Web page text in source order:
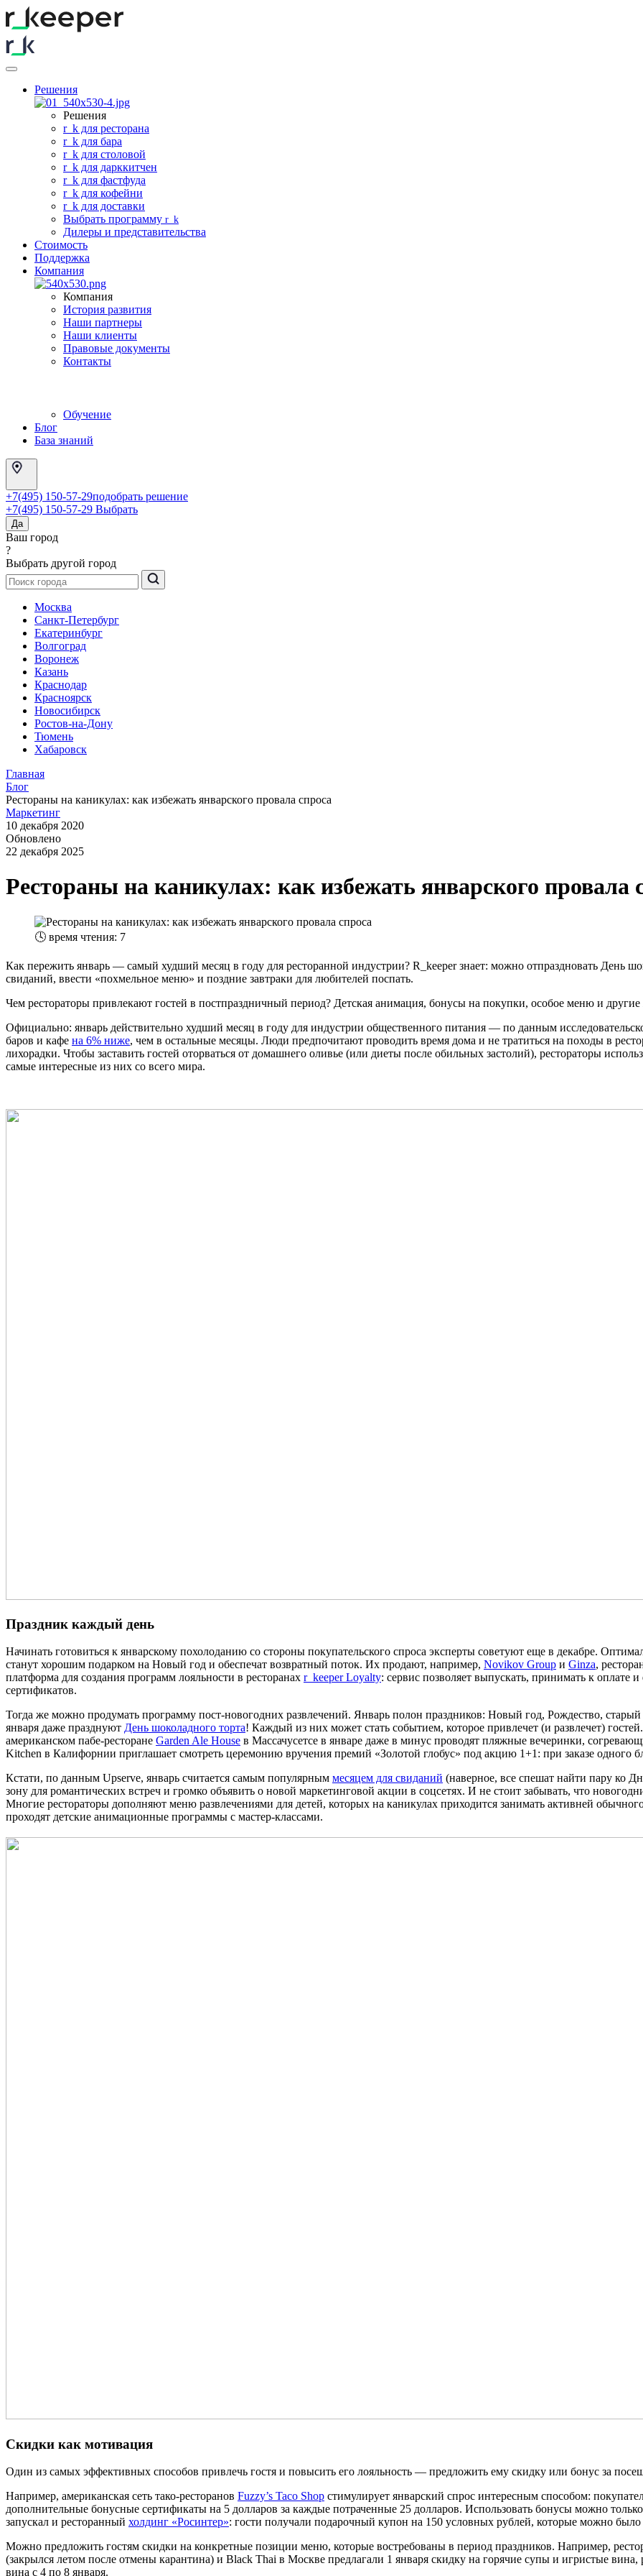
Решения
Решения
r_ k для ресторана
r_ k для бара
r_ k для столовой
r_ k для дарккитчен
r_ k для фастфуда
r_ k для кофейни
r_ k для доставки
Выбрать программу r k
Дилеры и представительства
Стоимость
Поддержка
Компания
Компания
История развития
Наши партнеры
Наши клиенты
Правовые документы
Контакты
Обучение
Блог
База знаний
+7(495) 150-57-29подобрать решение
+7(495) 150-57-29 Выбрать
Да
Ваш город
?
Выбрать другой город
Москва
Санкт-Петербург
Екатеринбург
Волгоград
Воронеж
Казань
Краснодар
Красноярск
Новосибирск
Ростов-на-Дону
Тюмень
Хабаровск
Главная
Блог
Рестораны на каникулах: как избежать январского провала спроса
Маркетинг
10 декабря 2020
Обновлено
22 декабря 2025
Рестораны на каникулах: как избежать январского провала
🕓 время чтения: 7
Как пережить январь — самый худший месяц в году для ресторанной индустрии? R_keeper знает: можно отпраздновать День
свиданий, ввести «похмельное меню» и поздние завтраки для любителей поспать.
Чем рестораторы привлекают гостей в постпраздничный период? Детская анимация, бонусы на покупки, особое меню и
Официально: январь действительно худший месяц в году для индустрии общественного питания — по данным
баров и кафе на 6% ниже, чем в остальные месяцы. Люди предпочитают проводить время дома и не тратиться на походы в
лихорадки. Чтобы заставить гостей оторваться от домашнего оливье (или диеты после обильных застолий), рестораторы
самые интересные из них со всего мира.
Праздник каждый день
Начинать готовиться к январскому похолоданию со стороны покупательского спроса эксперты советуют еще в декабре.
станут хорошим подарком на Новый год и обеспечат возвратный поток. Их продают, например, Novikov Group и Ginza,
платформа для создания программ лояльности в ресторанах r_keeper Loyalty: сервис позволяет выпускать, принимать к оплате
сертификатов.
Тогда же можно продумать программу пост-новогодних развлечений. Январь полон праздников: Новый год, Рождество,
января даже празднуют День шоколадного торта! Каждый из них может стать событием, которое привлечет (и развлечет)
американском пабе-ресторане Garden Ale House в Массачусетсе в январе даже в минус проводят пляжные вечеринки,
Kitchen в Калифорнии приглашает смотреть церемонию вручения премий «Золотой глобус» под акцию 1+1: при заказе одного
Кстати, по данным Upserve, январь считается самым популярным месяцем для свиданий (наверное, все спешат найти пару ко
зону для романтических встреч и громко объявить о новой маркетинговой акции в соцсетях. И не стоит забывать, что
Многие рестораторы дополняют меню развлечениями для детей, которых на каникулах приходится занимать активней
проходят детские анимационные программы с мастер-классами.
Скидки как мотивация
Один из самых эффективных способов привлечь гостя и повысить его лояльность — предложить ему скидку или бонус за
Например, американская сеть тако-ресторанов Fuzzy’s Taco Shop стимулирует январский спрос интересным способом:
дополнительные бонусные сертификаты на 5 долларов за каждые потраченные 25 долларов. Использовать бонусы можно
запускал и ресторанный холдинг «Росинтер»: гости получали подарочный купон на 150 условных рублей, которые можно было
Можно предложить гостям скидки на конкретные позиции меню, которые востребованы в период праздников. Например,
(закрылся летом после отмены карантина) и Black Thai в Москве предлагали 1 января скидку на горячие супы и игристые
вина с 4 по 8 января.